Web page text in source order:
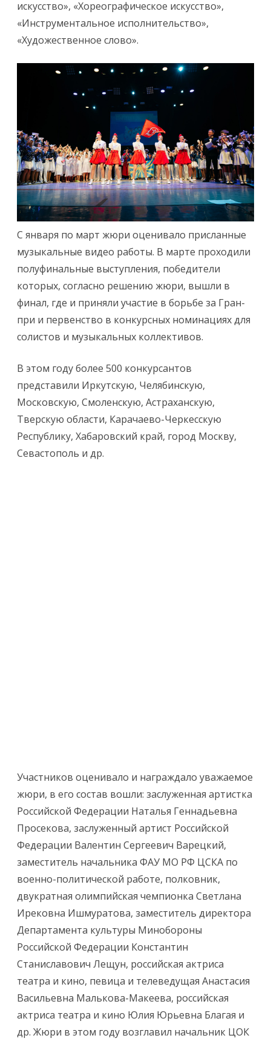
искусство», «Хореографическое искусство»,
«Инструментальное исполнительство»,
«Художественное слово».
С января по март жюри оценивало присланные
музыкальные видео работы. В марте проходили
полуфинальные выступления, победители
которых, согласно решению жюри, вышли в
финал, где и приняли участие в борьбе за Гран-
при и первенство в конкурсных номинациях для
солистов и музыкальных коллективов.
В этом году более 500 конкурсантов
представили Иркутскую, Челябинскую,
Московскую, Смоленскую, Астраханскую,
Тверскую области, Карачаево-Черкесскую
Республику, Хабаровский край, город Москву,
Севастополь и др.
Участников оценивало и награждало уважаемое
жюри, в его состав вошли: заслуженная артистка
Российской Федерации Наталья Геннадьевна
Просекова, заслуженный артист Российской
Федерации Валентин Сергеевич Варецкий,
заместитель начальника ФАУ МО РФ ЦСКА по
военно-политической работе, полковник,
двукратная олимпийская чемпионка Светлана
Ирековна Ишмуратова, заместитель директора
Департамента культуры Минобороны
Российской Федерации Константин
Станиславович Лещун, российская актриса
театра и кино, певица и телеведущая Анастасия
Васильевна Малькова-Макеева, российская
актриса театра и кино Юлия Юрьевна Благая и
др. Жюри в этом году возглавил начальник ЦОК